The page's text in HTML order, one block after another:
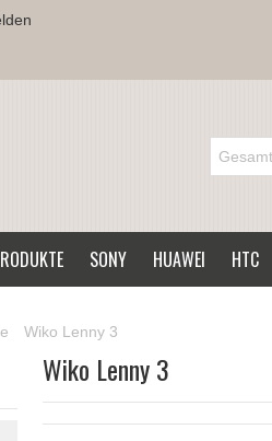
SONY HUAWEI HTC
Wiko Lenny 3
Wiko Lenny 3